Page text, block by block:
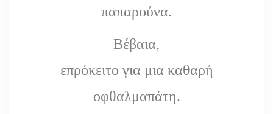
παπαρούνα.
Βέβαια,
επρόκειτο για μια καθαρή
οφθαλμαπάτη.